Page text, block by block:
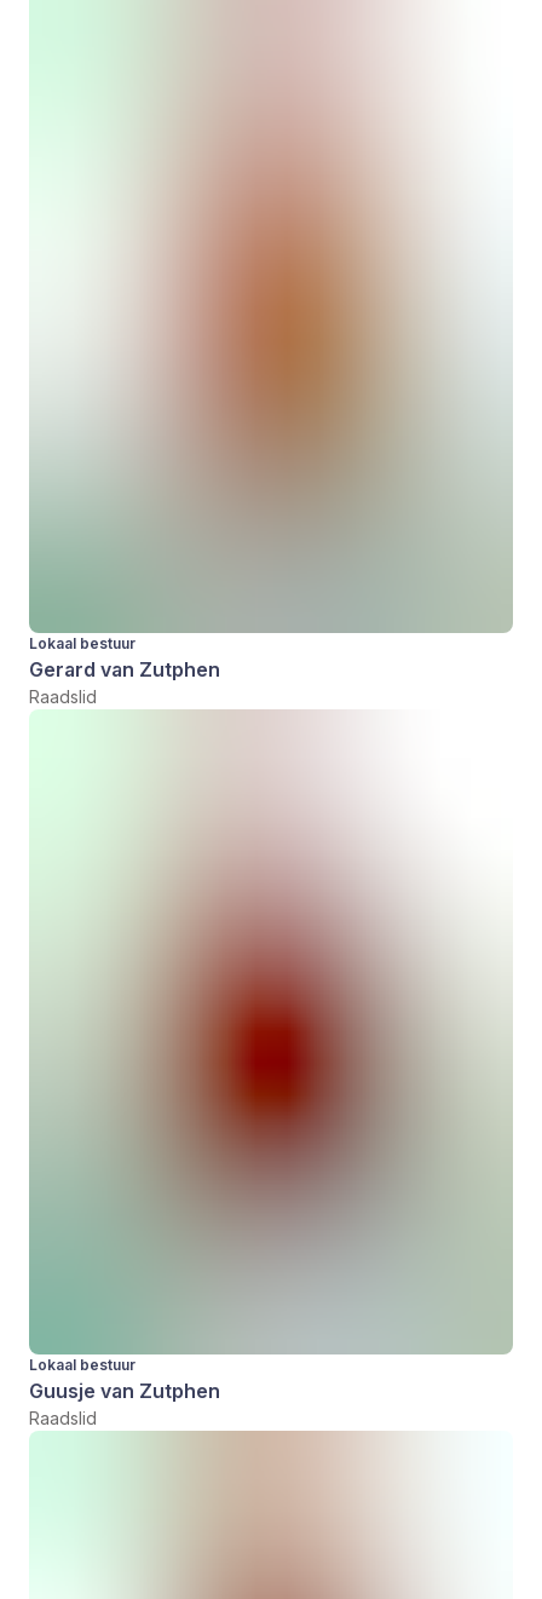
Lokaal bestuur
Gerard van Zutphen
Raadslid
Lokaal bestuur
Guusje van Zutphen
Raadslid